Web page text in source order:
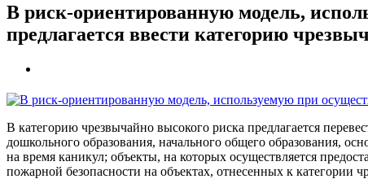
В риск-ориентированную модель,
предлагается ввести категорию
В категорию чрезвычайно высокого риска предлагается
дошкольного образования, начального общего образования,
на время каникул; объекты, на которых осуществляется
пожарной безопасности на объектах, отнесенных к категории